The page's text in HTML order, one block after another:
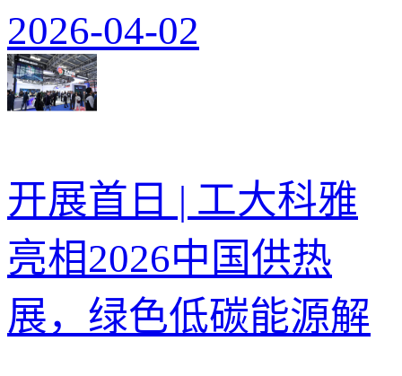
2026-04-02
开展首日 | 工大科雅
亮相2026中国供热
展，绿色低碳能源解